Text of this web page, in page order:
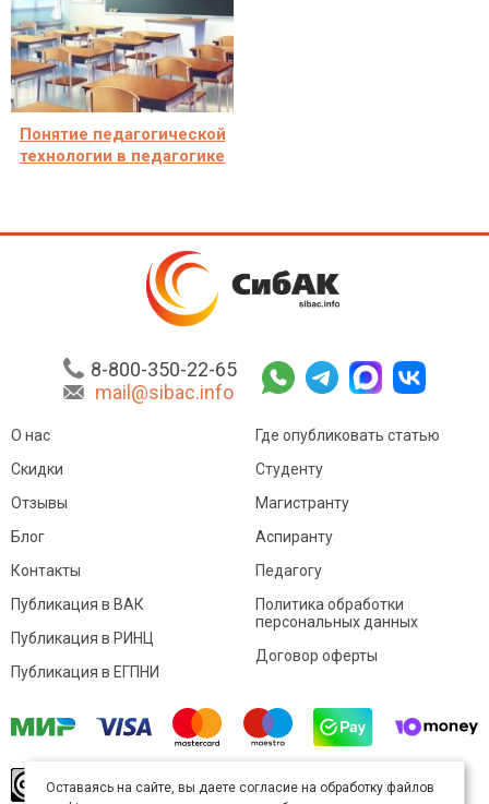
Понятие педагогической
технологии в педагогике
8-800-350-22-65
mail@sibac.info
О нас
Скидки
Отзывы
Блог
Контакты
Где опубликовать статью
Студенту
Магистранту
Аспиранту
Педагогу
Публикация в ВАК
Публикация в РИНЦ
Публикация в ЕГПНИ
Политика обработки
персональных данных
Договор оферты
произведение доступно полицензии Creative
Оставаясь на сайте, вы даете согласие на обработку файлов